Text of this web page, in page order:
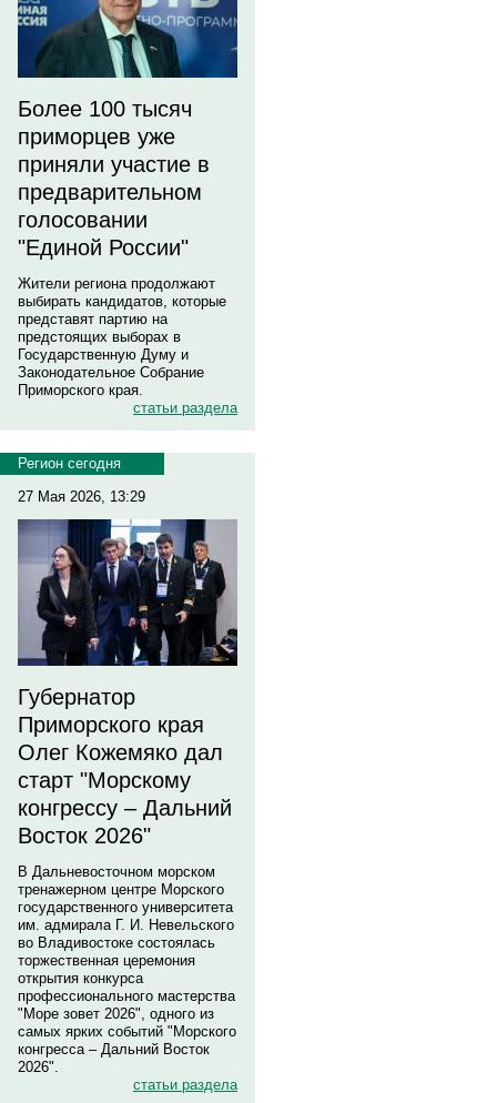
Более 100 тысяч
приморцев уже
приняли участие в
предварительном
голосовании
"Единой России"
Жители региона продолжают
выбирать кандидатов, которые
представят партию на
предстоящих выборах в
Государственную Думу и
Законодательное Собрание
Приморского края.
статьи раздела
Регион сегодня
27 Мая 2026, 13:29
Губернатор
Приморского края
Олег Кожемяко дал
старт "Морскому
конгрессу – Дальний
Восток 2026"
В Дальневосточном морском
тренажерном центре Морского
государственного университета
им. адмирала Г. И. Невельского
во Владивостоке состоялась
торжественная церемония
открытия конкурса
профессионального мастерства
"Море зовет 2026", одного из
самых ярких событий "Морского
конгресса – Дальний Восток
2026".
статьи раздела